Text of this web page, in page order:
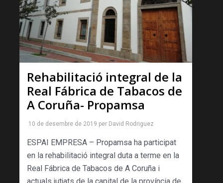
Rehabilitació integral de la
Real Fábrica de Tabacos de
A Coruña- Propamsa
10 de desembre de 2019 per David Rodriguez
ESPAI EMPRESA – Propamsa ha participat
en la rehabilitació integral duta a terme en la
Real Fábrica de Tabacos de A Coruña i